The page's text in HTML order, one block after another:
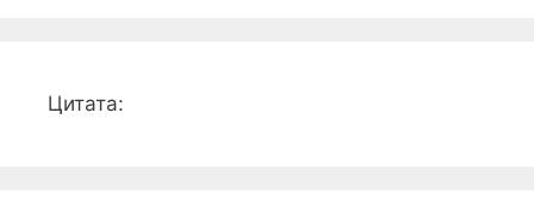
Цитата: